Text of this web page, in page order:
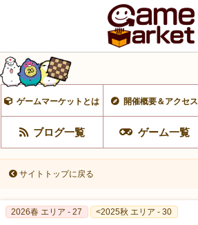
ゲームマーケットとは 開催概要＆アクセス
ブログ一覧 ゲーム一覧
サイトトップに戻る
2026春 エリア - 27 <2025秋 エリア - 30